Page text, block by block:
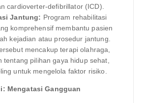
cardioverter-defibrillator (ICD).
Jantung: Program rehabilitasi
komprehensif membantu pasien
kejadian atau prosedur jantung.
mencakup terapi olahraga,
tentang pilihan gaya hidup sehat,
untuk mengelola faktor risiko.
Mengatasi Gangguan